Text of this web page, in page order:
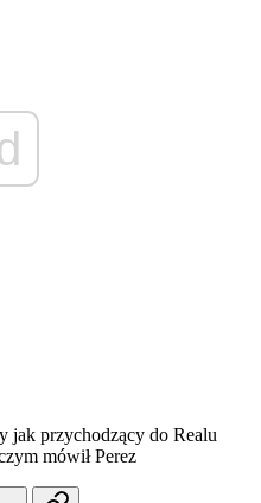
jak przychodzący do Realu
mówił Perez